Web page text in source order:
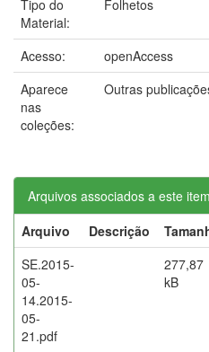
Tipo do
Material:
Folhetos
Acesso:
openAccess
Aparece
nas
coleções:
Outras
Arquivos associados a este
Arquivo
Descrição
SE.2015-
05-
14.2015-
05-
21.pdf
277,87
kB